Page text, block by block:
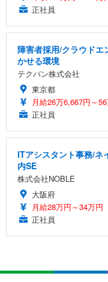
正社員
障害者採用/クラウドエ
かせる環境
テクバン株式会社
東京都
月給26万6,667円～
正社員
ITアシスタント事務/ネ
内SE
株式会社NOBLE
大阪府
月給28万円～34万円
正社員